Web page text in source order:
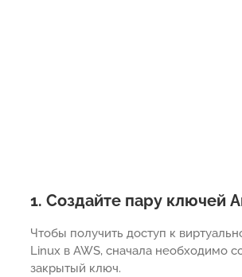
1. Создайте пару ключей
Чтобы получить доступ к
Linux в AWS, сначала необходимо
закрытый ключ.